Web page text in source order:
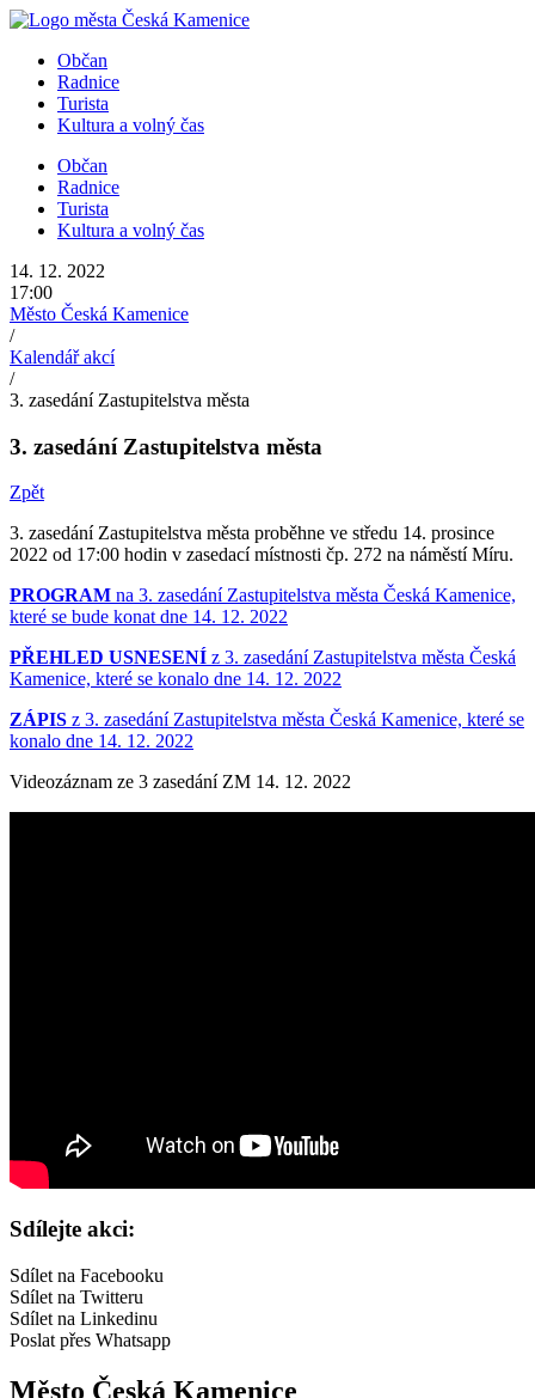
Přejít
obsahuObčan
Radnice
Turista
Kultura a volný čas
Občan
Radnice
Turista
Kultura a volný čas
14. 12. 2022
17:00
Město Česká Kamenice
/
Kalendář akcí
/
3. zasedání Zastupitelstva města
3. zasedání Zastupitelstva města
Zpět
3. zasedání Zastupitelstva města proběhne ve středu 14. prosince
2022 od 17:00 hodin v zasedací místnosti čp. 272 na náměstí Míru.
PROGRAM na 3. zasedání Zastupitelstva města Česká Kamenice,
které se bude konat dne 14. 12. 2022
PŘEHLED USNESENÍ z 3. zasedání Zastupitelstva města Česká
Kamenice, které se konalo dne 14. 12. 2022
ZÁPIS z 3. zasedání Zastupitelstva města Česká Kamenice, které se
konalo dne 14. 12. 2022
Videozáznam ze 3 zasedání ZM 14. 12. 2022
Sdílejte akci:
Sdílet na Facebooku
Sdílet na Twitteru
Sdílet na Linkedinu
Poslat přes Whatsapp
Město Česká Kamenice